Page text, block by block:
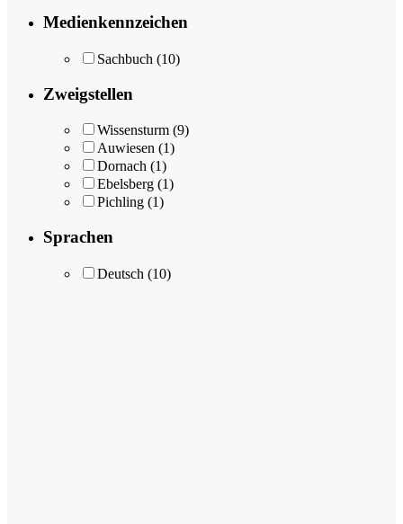
Medienkennzeichen
Sachbuch (10)
Zweigstellen
Wissensturm (9)
Auwiesen (1)
Dornach (1)
Ebelsberg (1)
Pichling (1)
Sprachen
Deutsch (10)